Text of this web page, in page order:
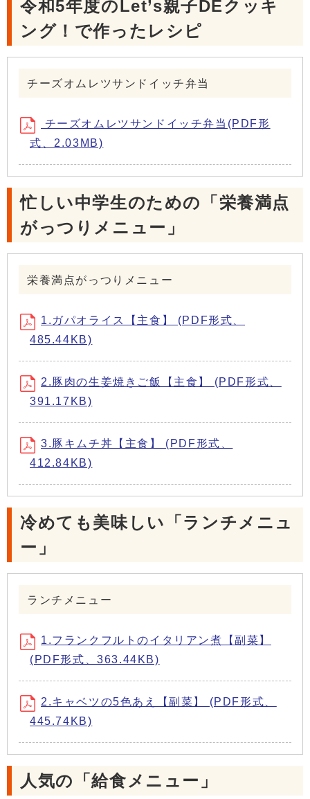
令和5年度のLet’s親子DEクッキ
ング！で作ったレシピ
チーズオムレツサンドイッチ弁当
チーズオムレツサンドイッチ弁当(PDF形
式、2.03MB)
忙しい中学生のための「栄養満点
がっつりメニュー」
栄養満点がっつりメニュー
1.ガパオライス【主食】 (PDF形式、
485.44KB)
2.豚肉の生姜焼きご飯【主食】 (PDF形式、
391.17KB)
3.豚キムチ丼【主食】 (PDF形式、
412.84KB)
冷めても美味しい「ランチメニュ
ー」
ランチメニュー
1.フランクフルトのイタリアン煮【副菜】
(PDF形式、363.44KB)
2.キャベツの5色あえ【副菜】 (PDF形式、
445.74KB)
人気の「給食メニュー」